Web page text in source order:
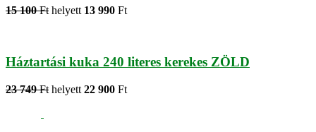
15 100 Ft helyett 13 990 Ft
Háztartási kuka 240 literes kerekes ZÖLD
23 749 Ft helyett 22 900 Ft